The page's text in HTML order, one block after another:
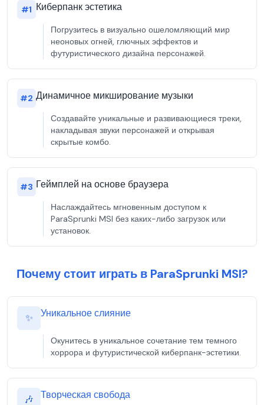
#1 Киберпанк эстетика
Погрузитесь в визуально ошеломляющий мир
неоновых огней, глючных эффектов и
футуристического дизайна персонажей.
#2 Динамичное микширование музыки
Создавайте уникальные и развивающиеся треки,
накладывая звуки персонажей и открывая
скрытые комбо.
#3 Геймплей на основе браузера
Наслаждайтесь мгновенным доступом к
ParaSprunki MSI без каких-либо загрузок или
установок.
Почему стоит играть в ParaSprunki MSI?
✨ Уникальное слияние
Окунитесь в уникальное сочетание тем темного
хоррора и футуристической киберпанк-эстетики.
🎶 Творческая свобода